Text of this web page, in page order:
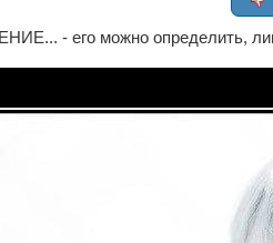
- его можно определить,